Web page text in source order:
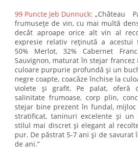
99 Puncte Jeb Dunnuck: „Château
frumusețe de vin, cu mai multă
decât aproape orice alt vin al
expresie relativ reținută a acestui
50% Merlot, 32% Cabernet
Sauvignon, maturat în stejar francez
culoare purpurie profundă și un
negre coapte, coacăze închise la
violete și grafit. Pe palat, oferă
salinitate frumoase, corp plin,
stejar bine prezent în fundal,
stratificat, taninuri excelente și un
stilul mai discret și elegant al
pur. De păstrat 5-7 ani și de savurat
de ani.”